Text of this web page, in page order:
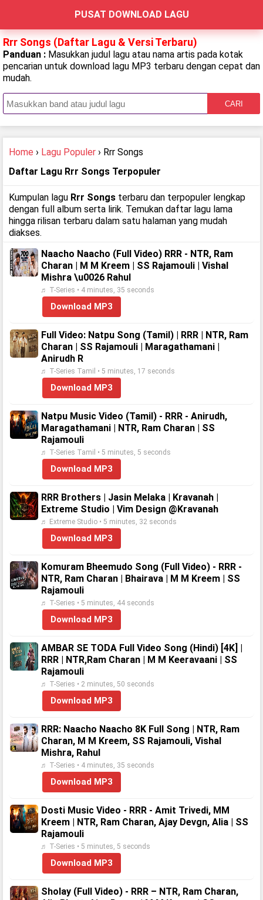
PUSAT DOWNLOAD LAGU
Rrr Songs (Daftar Lagu & Versi Terbaru)
Panduan : Masukkan judul lagu atau nama artis pada kotak
pencarian untuk download lagu MP3 terbaru dengan cepat dan
mudah.
CARI
Home › Lagu Populer › Rrr Songs
Daftar Lagu Rrr Songs Terpopuler
Kumpulan lagu Rrr Songs terbaru dan terpopuler lengkap
dengan full album serta lirik. Temukan daftar lagu lama
hingga rilisan terbaru dalam satu halaman yang mudah
diakses.
Naacho Naacho (Full Video) RRR - NTR, Ram
Charan | M M Kreem | SS Rajamouli | Vishal
Mishra \u0026 Rahul
♬ T-Series • 4 minutes, 35 seconds
Download MP3
Full Video: Natpu Song (Tamil) | RRR | NTR, Ram
Charan | SS Rajamouli | Maragathamani |
Anirudh R
♬ T-Series Tamil • 5 minutes, 17 seconds
Download MP3
Natpu Music Video (Tamil) - RRR - Anirudh,
Maragathamani | NTR, Ram Charan | SS
Rajamouli
♬ T-Series Tamil • 5 minutes, 5 seconds
Download MP3
RRR Brothers | Jasin Melaka | Kravanah |
Extreme Studio | Vim Design @Kravanah
♬ Extreme Studio • 5 minutes, 32 seconds
Download MP3
Komuram Bheemudo Song (Full Video) - RRR -
NTR, Ram Charan | Bhairava | M M Kreem | SS
Rajamouli
♬ T-Series • 5 minutes, 44 seconds
Download MP3
AMBAR SE TODA Full Video Song (Hindi) [4K] |
RRR | NTR,Ram Charan | M M Keeravaani | SS
Rajamouli
♬ T-Series • 2 minutes, 50 seconds
Download MP3
RRR: Naacho Naacho 8K Full Song | NTR, Ram
Charan, M M Kreem, SS Rajamouli, Vishal
Mishra, Rahul
♬ T-Series • 4 minutes, 35 seconds
Download MP3
Dosti Music Video - RRR - Amit Trivedi, MM
Kreem | NTR, Ram Charan, Ajay Devgn, Alia | SS
Rajamouli
♬ T-Series • 5 minutes, 5 seconds
Download MP3
Sholay (Full Video) - RRR – NTR, Ram Charan,